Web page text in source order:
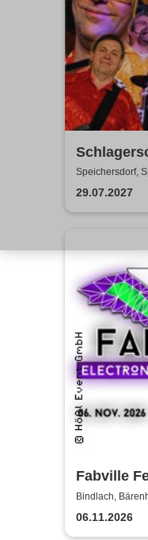
Herzen
Speichersdorf,
29.07.2027
Fabville
Bindlach,
06.11.2026